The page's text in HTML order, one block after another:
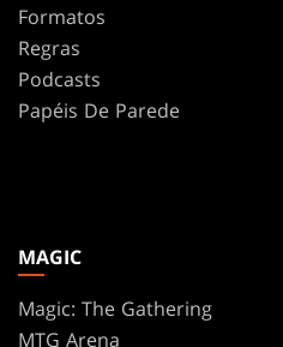
Formatos
Regras
Podcasts
Papéis De Parede
MAGIC
Magic: The Gathering
MTG Arena